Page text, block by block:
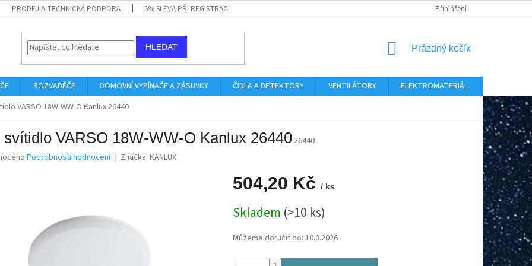
PRODEJ A TECHNICKÁ PODPORA 5% SLEVA PŘI REGISTRACI Přihlášení
HLEDAT
NÁKUPNÍ
Prázdný košík
ROZVADĚČE DOMOVNÍ VYPÍNAČE A ZÁSUVKY ČIDLA A DETEKTORY VENTILÁTORY ELEKTROMATERIÁL
VARSO 18W-WW-O Kanlux 26440
svítidlo VARSO 18W-WW-O Kanlux 26440 26440
Podrobnosti hodnocení Značka: KANLUX
504,20 Kč / ks
cena:
Skladem (>10 ks)
Můžeme doručit do: 10.8.2026